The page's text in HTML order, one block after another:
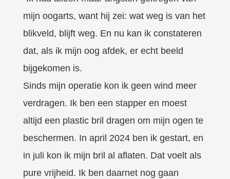
mijn oogarts, want hij zei: wat weg is van het
blikveld, blijft weg. En nu kan ik constateren
dat, als ik mijn oog afdek, er echt beeld
bijgekomen is.
Sinds mijn operatie kon ik geen wind meer
verdragen. Ik ben een stapper en moest
altijd een plastic bril dragen om mijn ogen te
beschermen. In april 2024 ben ik gestart, en
in juli kon ik mijn bril al aflaten. Dat voelt als
pure vrijheid. Ik ben daarnet nog gaan